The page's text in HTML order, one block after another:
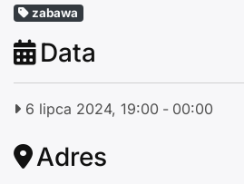
zabawa
Data
6 lipca 2024, 19:00 - 00:00
Adres